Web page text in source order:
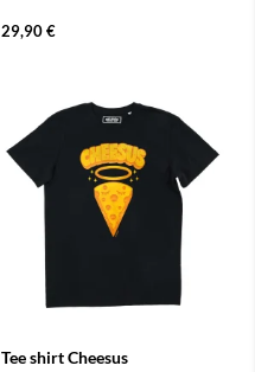
29,90 €
Tee shirt Cheesus